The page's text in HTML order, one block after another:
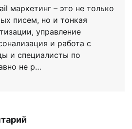
маркетинг – это не только
писем, но и тонкая
управление
и работа с
и специалисты по
не р…